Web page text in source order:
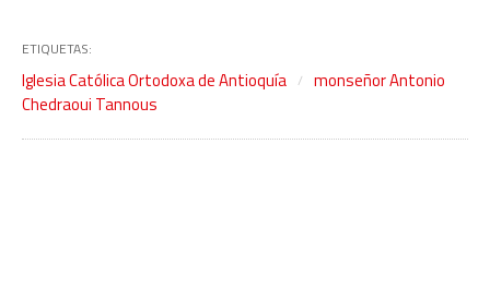
ETIQUETAS:
Iglesia Católica Ortodoxa de Antioquía
monseñor Antonio
Chedraoui Tannous